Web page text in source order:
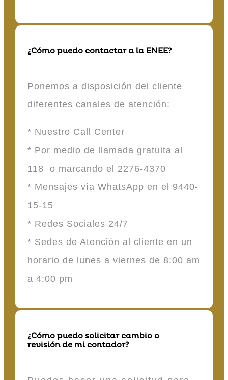
¿Cómo puedo contactar a la ENEE?
Ponemos a disposición del cliente
diferentes canales de atención:
* Nuestro Call Center
* Por medio de llamada gratuita al
118 o marcando el 2276-4370
* Mensajes vía WhatsApp en el 9440-
15-15
* Redes Sociales 24/7
* Sedes de Atención al cliente en un
horario de lunes a viernes de 8:00 am
a 4:00 pm
¿Cómo puedo solicitar cambio o
revisión de mi contador?